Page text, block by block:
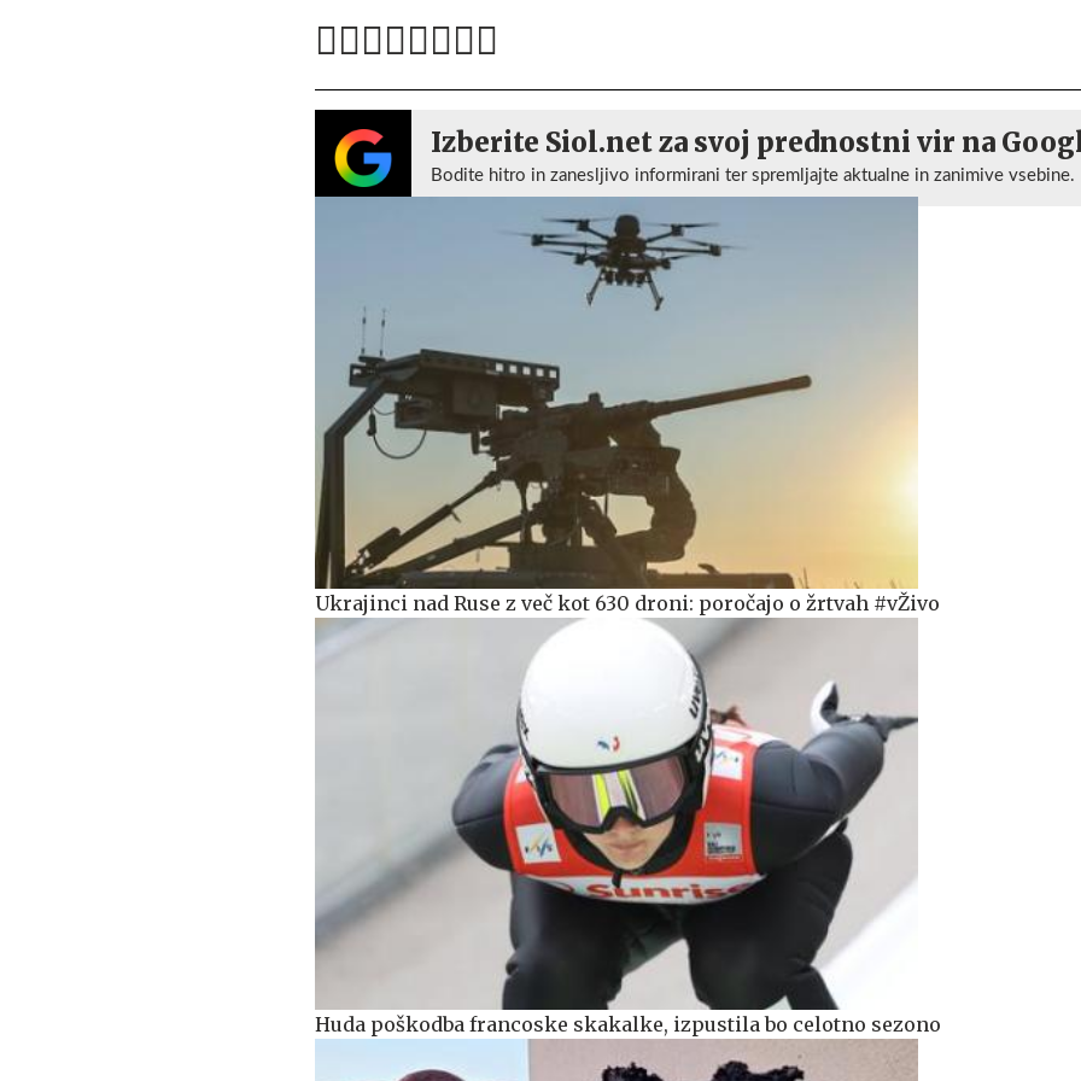
Izberite Siol.net za svoj prednostni vir na
Bodite hitro in zanesljivo informirani ter spremljajte aktualne in zanimive vsebine.
Ukrajinci nad Ruse z več kot 630 droni: poročajo o žrtvah #vŽivo
Huda poškodba francoske skakalke, izpustila bo celotno sezono